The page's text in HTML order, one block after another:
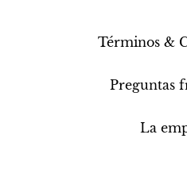
Términos &
Preguntas
La